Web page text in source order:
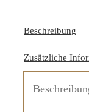
Beschreibung
Zusätzliche